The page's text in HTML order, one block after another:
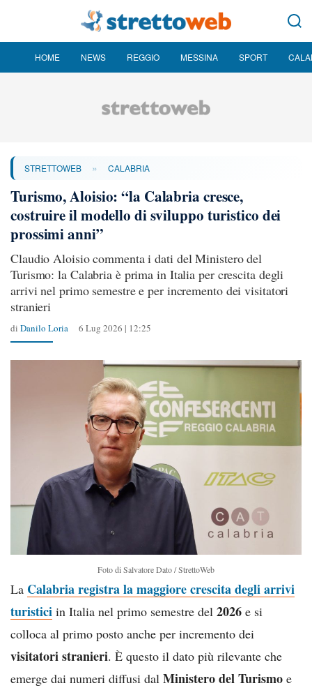
HOME NEWS REGGIO MESSINA SPORT
STRETTOWEB » CALABRIA
Turismo, Aloisio: “la Calabria cresce,
costruire il modello di sviluppo turistico dei
prossimi anni”
Claudio Aloisio commenta i dati del Ministero del
Turismo: la Calabria è prima in Italia per crescita degli
arrivi nel primo semestre e per incremento dei visitatori
stranieri
di Danilo Loria 6 Lug 2026 | 12:25
Foto di Salvatore Dato / StrettoWeb
La Calabria registra la maggiore crescita degli arrivi
turistici in Italia nel primo semestre del 2026 e si
colloca al primo posto anche per incremento dei
visitatori stranieri. È questo il dato più rilevante che
emerge dai numeri diffusi dal Ministero del Turismo e